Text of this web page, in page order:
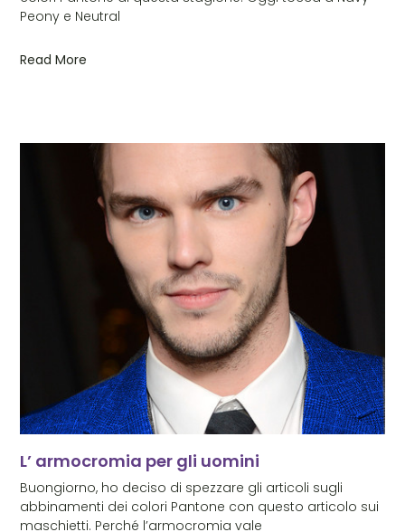
Peony e Neutral
Read More
L’ armocromia per gli uomini
Buongiorno, ho deciso di spezzare gli articoli sugli
abbinamenti dei colori Pantone con questo articolo sui
maschietti. Perché l’armocromia vale